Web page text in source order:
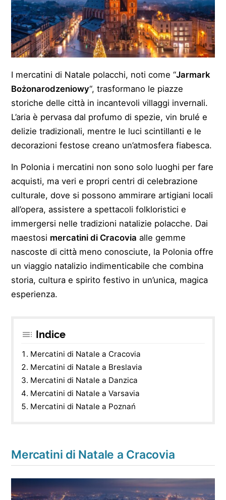
I mercatini di Natale polacchi, noti come “Jarmark
Bożonarodzeniowy“, trasformano le piazze
storiche delle città in incantevoli villaggi invernali.
L’aria è pervasa dal profumo di spezie, vin brulé e
delizie tradizionali, mentre le luci scintillanti e le
decorazioni festose creano un’atmosfera fiabesca.
In Polonia i mercatini non sono solo luoghi per fare
acquisti, ma veri e propri centri di celebrazione
culturale, dove si possono ammirare artigiani locali
all’opera, assistere a spettacoli folkloristici e
immergersi nelle tradizioni natalizie polacche. Dai
maestosi mercatini di Cracovia alle gemme
nascoste di città meno conosciute, la Polonia offre
un viaggio natalizio indimenticabile che combina
storia, cultura e spirito festivo in un’unica, magica
esperienza.
Indice
Mercatini di Natale a Cracovia
Mercatini di Natale a Breslavia
Mercatini di Natale a Danzica
Mercatini di Natale a Varsavia
Mercatini di Natale a Poznań
Mercatini di Natale a Cracovia